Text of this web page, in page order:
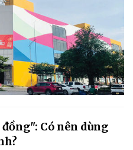
Có nên dùng